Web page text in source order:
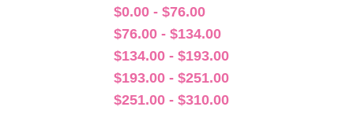
$0.00 - $76.00
$76.00 - $134.00
$134.00 - $193.00
$193.00 - $251.00
$251.00 - $310.00